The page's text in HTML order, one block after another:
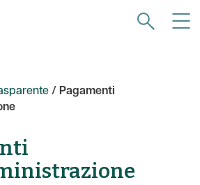
/ Pagamenti